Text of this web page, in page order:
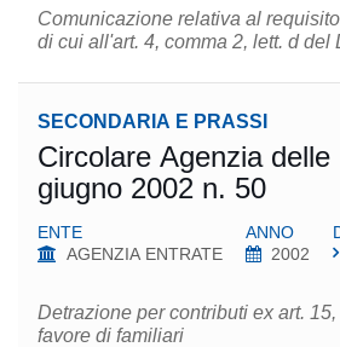
Comunicazione relativa al
di cui all'art. 4, comma 2, lett. d del
SECONDARIA E PRASSI
Circolare Agenzia
giugno 2002 n. 50
ENTE
AGENZIA ENTRATE
ANNO
2002
Detrazione per contributi ex art.
favore di familiari